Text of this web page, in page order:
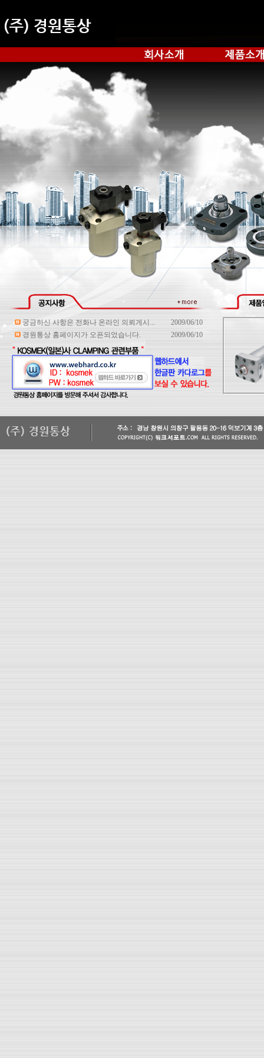
궁금하신 사항은 전화나 온라인 의뢰게시...
2009/06/10
경원통상 홈페이지가 오픈되었습니다.
2009/06/10